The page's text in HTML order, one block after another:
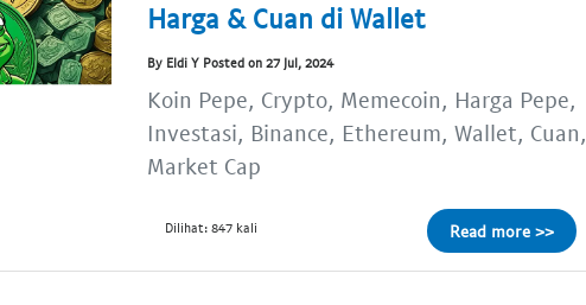
Harga & Cuan di Wallet
By Eldi Y Posted on 27 Jul, 2024
Koin Pepe, Crypto, Memecoin, Harga Pepe,
Investasi, Binance, Ethereum, Wallet, Cuan,
Market Cap
Dilihat: 847 kali Read more >>